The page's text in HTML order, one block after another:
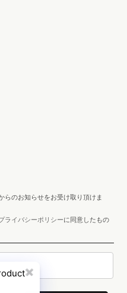
らのお知らせをお受け取り頂けま
ライバシーポリシーに同意したもの
✖